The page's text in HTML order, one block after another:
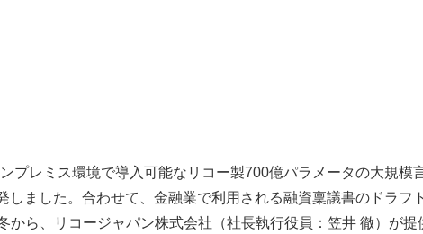
プレミス環境で導入可能なリコー製700億パラメータの大規
ました。合わせて、金融業で利用される融資稟議書のドラフ
から、リコージャパン株式会社（社長執行役員：笠井 徹）が